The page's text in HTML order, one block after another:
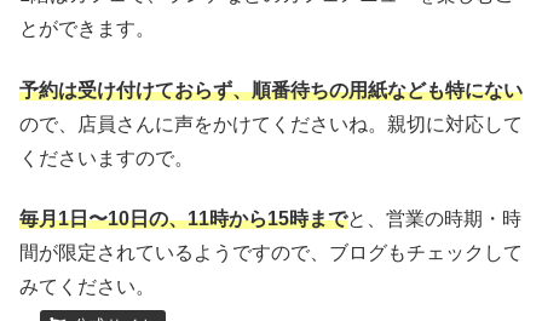
とができます。
予約は受け付けておらず、順番待ちの用紙なども特にない
ので、店員さんに声をかけてくださいね。親切に対応して
くださいますので。
毎月1日〜10日の、11時から15時までと、営業の時期・時
間が限定されているようですので、ブログもチェックして
みてください。